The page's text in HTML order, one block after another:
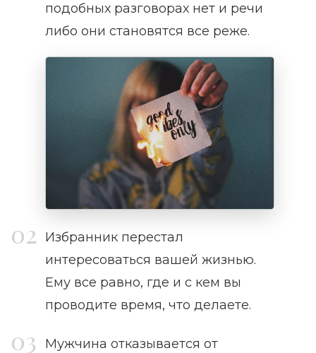
подобных разговорах нет и речи
либо они становятся все реже.
Избранник перестал
интересоваться вашей жизнью.
Ему все равно, где и с кем вы
проводите время, что делаете.
Мужчина отказывается от